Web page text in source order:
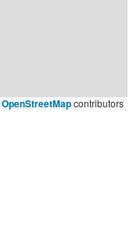
OpenStreetMapcontributors